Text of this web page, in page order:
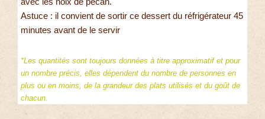
Astuce : il convient de sortir ce dessert du réfrigérateur 45
minutes avant de le servir
*Les quantités sont toujours données à titre approximatif et pour
un nombre précis, elles dépendent du nombre de personnes en
plus ou en moins, de la grandeur des plats utilisés et du goût de
chacun.